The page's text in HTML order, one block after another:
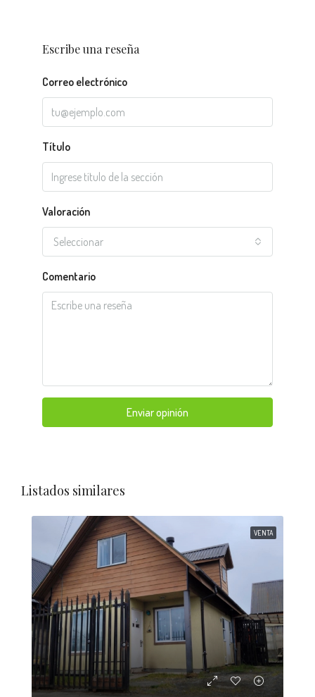
Escribe una reseña
Correo electrónico
Título
Valoración
Seleccionar
Comentario
Enviar opinión
Listados similares
VENTA